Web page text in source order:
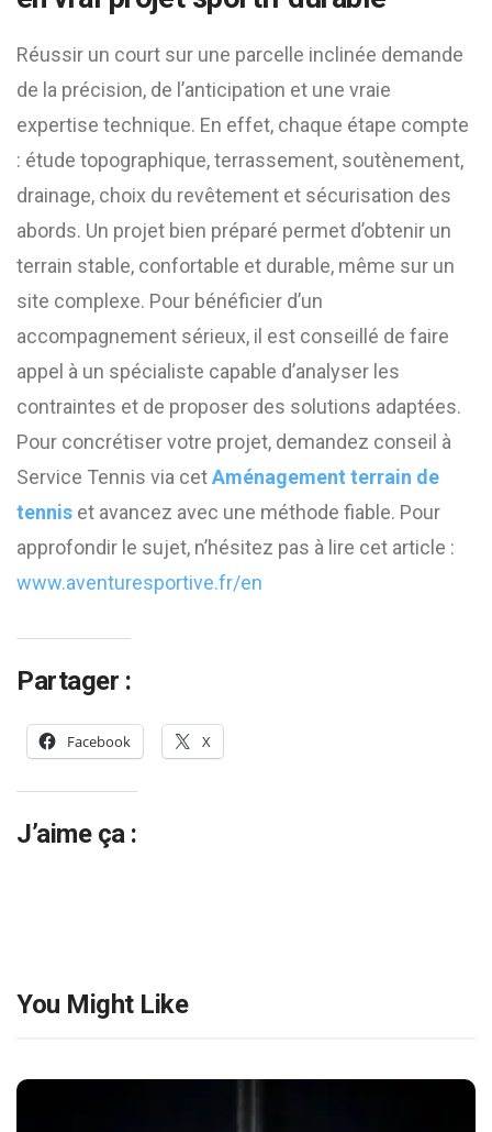
Réussir un court sur une parcelle inclinée demande
de la précision, de l’anticipation et une vraie
expertise technique. En effet, chaque étape compte
: étude topographique, terrassement, soutènement,
drainage, choix du revêtement et sécurisation des
abords. Un projet bien préparé permet d’obtenir un
terrain stable, confortable et durable, même sur un
site complexe. Pour bénéficier d’un
accompagnement sérieux, il est conseillé de faire
appel à un spécialiste capable d’analyser les
contraintes et de proposer des solutions adaptées.
Pour concrétiser votre projet, demandez conseil à
Service Tennis via cetAménagement terrain de
tennis et avancez avec une méthode fiable. Pour
approfondir le sujet, n’hésitez pas à lire cet article :
www.aventuresportive.fr/en
Partager :
Facebook X
J’aime ça :
You Might Like